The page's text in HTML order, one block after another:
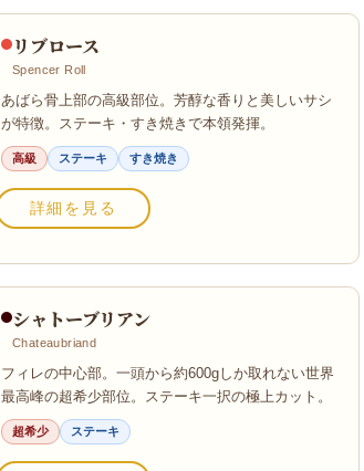
リブロース
Spencer Roll
あばら骨上部の高級部位。芳醇な香りと美しいサシ
が特徴。ステーキ・すき焼きで本領発揮。
高級 ステーキ すき焼き
詳細を見る
シャトーブリアン
Chateaubriand
フィレの中心部。一頭から約600gしか取れない世界
最高峰の超希少部位。ステーキ一択の極上カット。
超希少 ステーキ